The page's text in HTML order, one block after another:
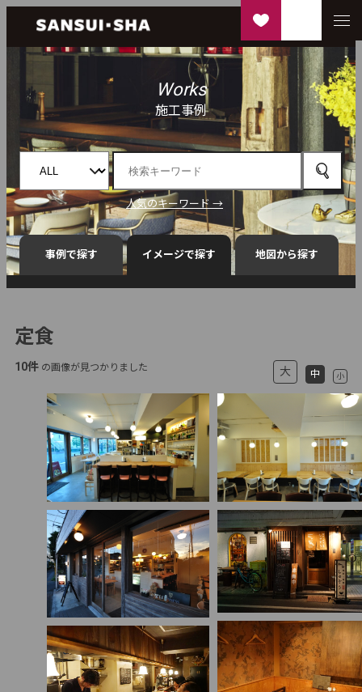
Works
施工事例
人気のキーワード →
事例で探す イメージで探す 地図から探す
定食
10件 の画像が見つかりました 大 中 小